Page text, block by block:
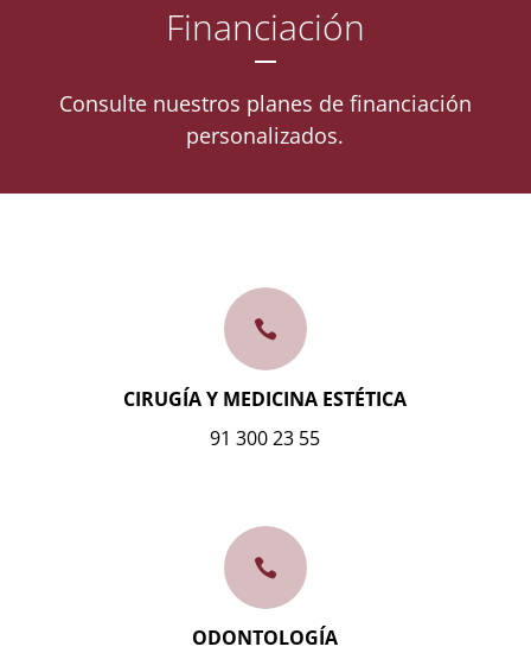
Financiación
Consulte nuestros planes de financiación
personalizados.

CIRUGÍA Y MEDICINA ESTÉTICA
91 300 23 55

ODONTOLOGÍA